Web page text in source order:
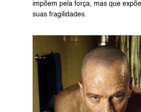
impõem pela força, mas que
suas fragilidades.